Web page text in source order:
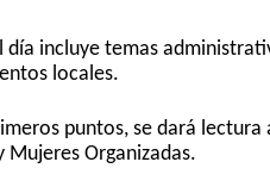
día incluye temas
locales.
puntos, se dará
Mujeres Organizadas.